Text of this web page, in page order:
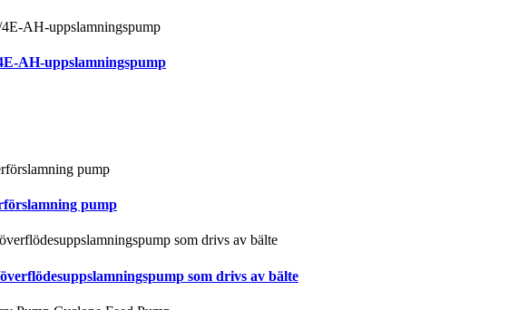
AH-uppslamningspump
pump
som drivs av bälte